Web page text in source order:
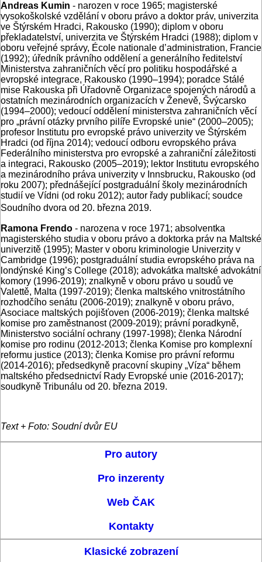
Andreas Kumin - narozen v roce 1965; magisterské
vysokoškolské vzdělání v oboru právo a doktor práv, univerzita
ve Štýrském Hradci, Rakousko (1990); diplom v oboru
překladatelství, univerzita ve Štýrském Hradci (1988); diplom v
oboru veřejné správy, École nationale d’administration, Francie
(1992); úředník právního oddělení a generálního ředitelství
Ministerstva zahraničních věcí pro politiku hospodářské a
evropské integrace, Rakousko (1990–1994); poradce Stálé
mise Rakouska při Úřadovně Organizace spojených národů a
ostatních mezinárodních organizacích v Ženevě, Švýcarsko
(1994–2000); vedoucí oddělení ministerstva zahraničních věcí
pro „právní otázky prvního pilíře Evropské unie“ (2000–2005);
profesor Institutu pro evropské právo univerzity ve Štýrském
Hradci (od října 2014); vedoucí odboru evropského práva
Federálního ministerstva pro evropské a zahraniční záležitosti
a integraci, Rakousko (2005–2019); lektor Institutu evropského
a mezinárodního práva univerzity v Innsbrucku, Rakousko (od
roku 2007); přednášející postgraduální školy mezinárodních
studií ve Vídni (od roku 2012); autor řady publikací; soudce
Soudního dvora od 20. března 2019.
Ramona Frendo - narozena v roce 1971; absolventka
magisterského studia v oboru právo a doktorka práv na Maltské
univerzitě (1995); Master v oboru kriminologie Univerzity v
Cambridge (1996); postgraduální studia evropského práva na
londýnské King’s College (2018); advokátka maltské advokátní
komory (1996-2019); znalkyně v oboru právo u soudů ve
Valettě, Malta (1997-2019); členka maltského vnitrostátního
rozhodčího senátu (2006-2019); znalkyně v oboru právo,
Asociace maltských pojišťoven (2006-2019); členka maltské
komise pro zaměstnanost (2009-2019); právní poradkyně,
Ministerstvo sociální ochrany (1997-1998); členka Národní
komise pro rodinu (2012-2013; členka Komise pro komplexní
reformu justice (2013); členka Komise pro právní reformu
(2014-2016); předsedkyně pracovní skupiny „Víza“ během
maltského předsednictví Rady Evropské unie (2016-2017);
soudkyně Tribunálu od 20. března 2019.
Text + Foto: Soudní dvůr EU
Pro autory
Pro inzerenty
Web ČAK
Kontakty
Klasické zobrazení